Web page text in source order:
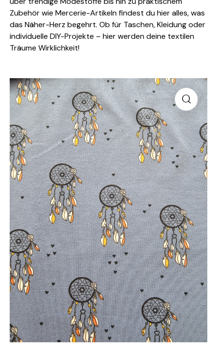
Zubehör wie Mercerie-Artikeln findest du hier alles, was
das Näher-Herz begehrt. Ob für Taschen, Kleidung oder
individuelle DIY-Projekte – hier werden deine textilen
Träume Wirklichkeit!